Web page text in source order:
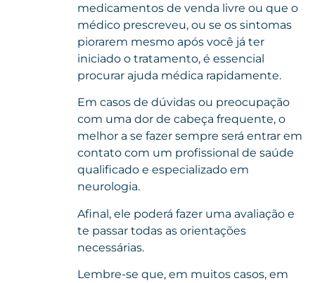
medicamentos de venda livre ou que o
médico prescreveu, ou se os sintomas
piorarem mesmo após você já ter
iniciado o tratamento, é essencial
procurar ajuda médica rapidamente.
Em casos de dúvidas ou preocupação
com uma dor de cabeça frequente, o
melhor a se fazer sempre será entrar em
contato com um profissional de saúde
qualificado e especializado em
neurologia.
Afinal, ele poderá fazer uma avaliação e
te passar todas as orientações
necessárias.
Lembre-se que, em muitos casos, em